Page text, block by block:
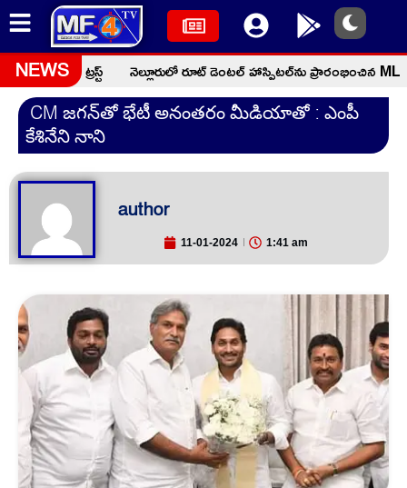
NEWSట్రస్ట్ నెల్లూరులో రూట్ డెంటల్ హాస్పిటల్‌ను ప్రారంభించిన MLA
CM జగన్‌తో భేటీ అనంతరం మీడియాతో : ఎంపీ
కేశినేని నాని
author
11-01-2024 1:41 am